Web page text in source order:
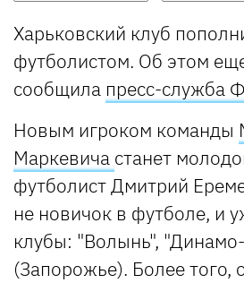
Харьковский клуб
футболистом. Об этом
сообщила пресс-служба
Новым игроком команды
Маркевича станет
футболист Дмитрий
не новичок в футболе, и
клубы: "Волынь",
(Запорожье). Более того,